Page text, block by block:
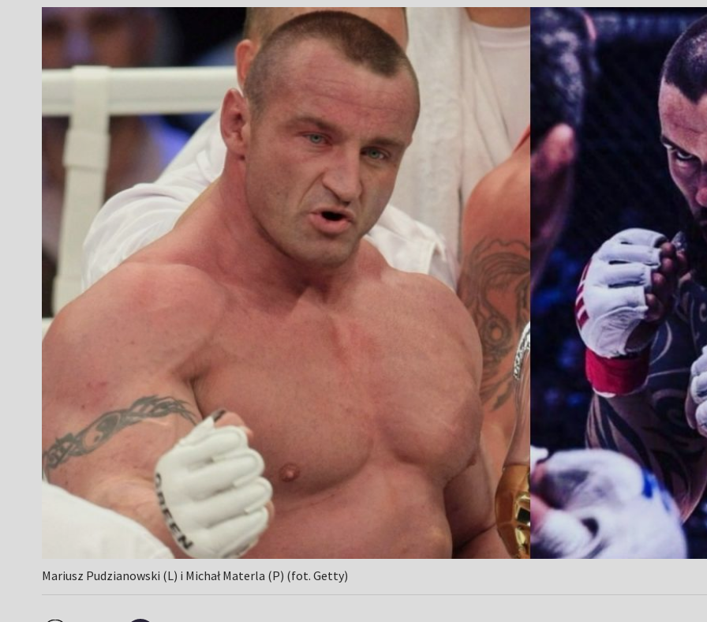
Mariusz Pudzianowski (L) i Michał Materla (P) (fot. Getty)